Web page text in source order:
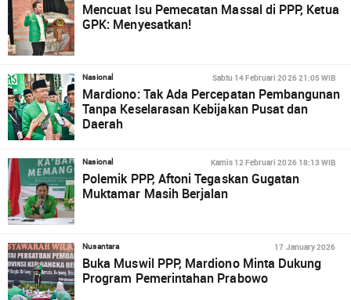
Mencuat Isu Pemecatan Massal di PPP, Ketua
GPK: Menyesatkan!
Nasional Sabtu 14 Februari 2026 21:05 WIB
Mardiono: Tak Ada Percepatan Pembangunan
Tanpa Keselarasan Kebijakan Pusat dan
Daerah
Nasional Kamis 12 Februari 2026 18:13 WIB
Polemik PPP, Aftoni Tegaskan Gugatan
Muktamar Masih Berjalan
Nusantara 17 January 2026
Buka Muswil PPP, Mardiono Minta Dukung
Program Pemerintahan Prabowo